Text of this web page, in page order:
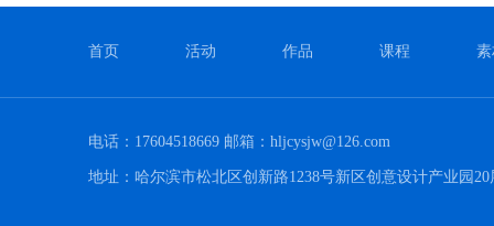
首页 活动 作品 课程
电话：17604518669 邮箱：hljcysjw@126.com
地址：哈尔滨市松北区创新路1238号新区创意设计产业园20